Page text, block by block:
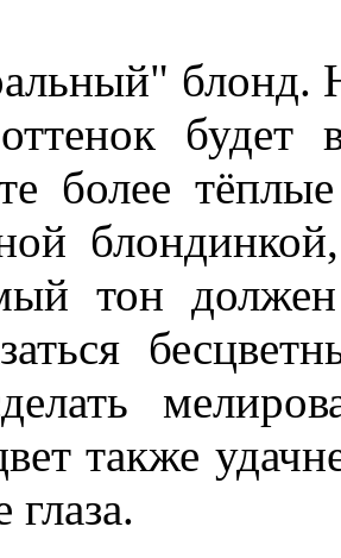
блонд.
будет
более
тон
также
глаза.